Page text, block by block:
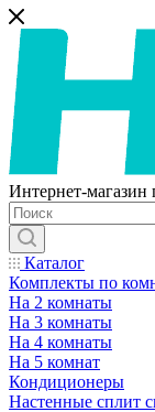
Интернет-магазин
Каталог
Комплекты по
На 2 комнаты
На 3 комнаты
На 4 комнаты
На 5 комнат
Кондиционеры
Настенные сплит